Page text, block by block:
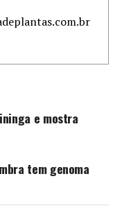
e mostra
tem genoma